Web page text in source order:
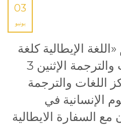
03
يونيو
الإيطالية كلغة
أجنبية» في مركز اللغات والترجمة الإثنين 3
نظّم مركز اللغات والترجمة
الإنسانية في
مع السفارة الايطالية